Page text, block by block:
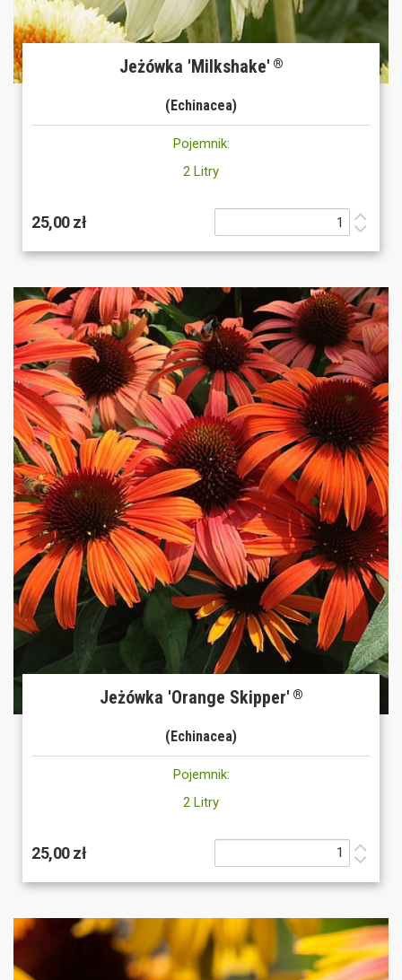
Jeżówka 'Milkshake' ®
(Echinacea)
Pojemnik:
2 Litry
25,00 zł
Jeżówka 'Orange Skipper' ®
(Echinacea)
Pojemnik:
2 Litry
25,00 zł